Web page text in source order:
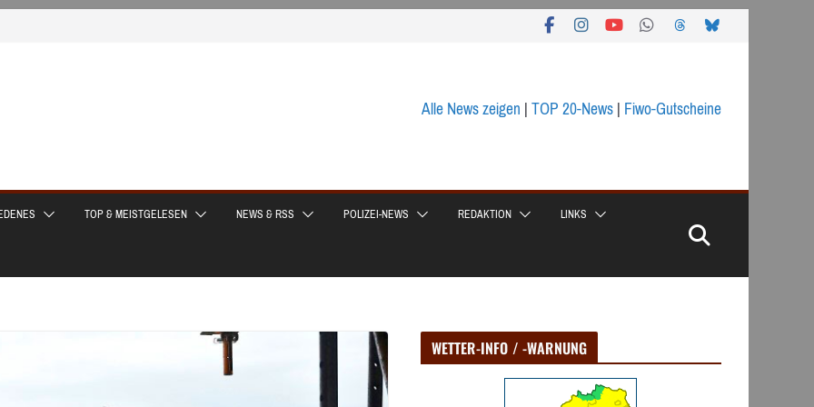
Alle News zeigen|TOP 20-News|Fiwo-Gutscheine
TOP & MEISTGELESEN NEWS & RSS POLIZEI-NEWS REDAKTION LINKS
WETTER-INFO / -WARNUNG